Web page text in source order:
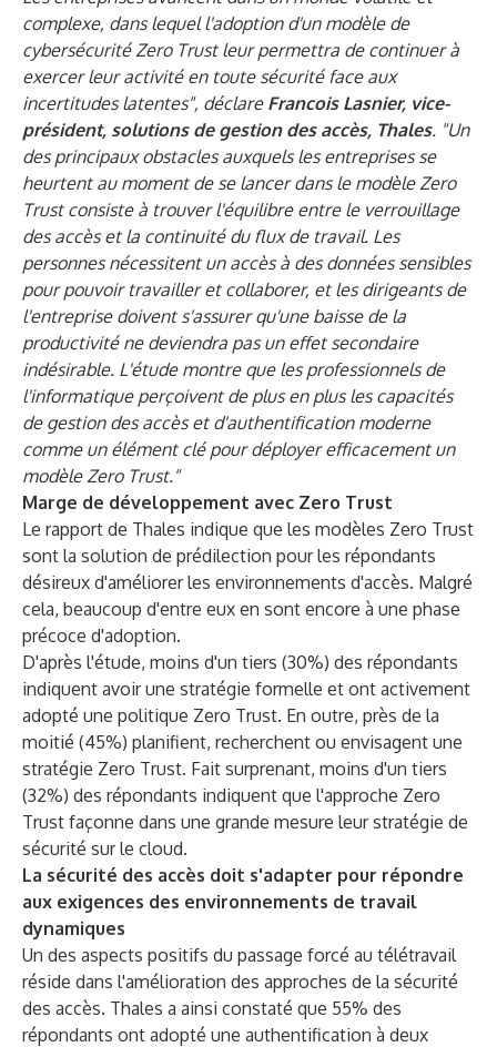
complexe, dans lequel l'adoption d'un modèle de
cybersécurité Zero Trust leur permettra de continuer à
exercer leur activité en toute sécurité face aux
incertitudes latentes", déclare Francois Lasnier, vice-
président, solutions de gestion des accès, Thales. "Un
des principaux obstacles auxquels les entreprises se
heurtent au moment de se lancer dans le modèle Zero
Trust consiste à trouver l'équilibre entre le verrouillage
des accès et la continuité du flux de travail. Les
personnes nécessitent un accès à des données sensibles
pour pouvoir travailler et collaborer, et les dirigeants de
l'entreprise doivent s'assurer qu'une baisse de la
productivité ne deviendra pas un effet secondaire
indésirable. L'étude montre que les professionnels de
l'informatique perçoivent de plus en plus les capacités
de gestion des accès et d'authentification moderne
comme un élément clé pour déployer efficacement un
modèle Zero Trust."
Marge de développement avec Zero Trust
Le rapport de Thales indique que les modèles Zero Trust
sont la solution de prédilection pour les répondants
désireux d'améliorer les environnements d'accès. Malgré
cela, beaucoup d'entre eux en sont encore à une phase
précoce d'adoption.
D'après l'étude, moins d'un tiers (30%) des répondants
indiquent avoir une stratégie formelle et ont activement
adopté une politique Zero Trust. En outre, près de la
moitié (45%) planifient, recherchent ou envisagent une
stratégie Zero Trust. Fait surprenant, moins d'un tiers
(32%) des répondants indiquent que l'approche Zero
Trust façonne dans une grande mesure leur stratégie de
sécurité sur le cloud.
La sécurité des accès doit s'adapter pour répondre
aux exigences des environnements de travail
dynamiques
Un des aspects positifs du passage forcé au télétravail
réside dans l'amélioration des approches de la sécurité
des accès. Thales a ainsi constaté que 55% des
répondants ont adopté une authentification à deux